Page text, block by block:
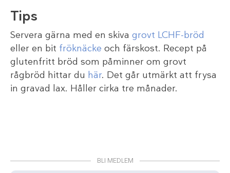
Tips
Servera gärna med en skiva grovt LCHF-bröd
eller en bit fröknäcke och färskost. Recept på
glutenfritt bröd som påminner om grovt
rågbröd hittar du här. Det går utmärkt att frysa
in gravad lax. Håller cirka tre månader.
BLI MEDLEM